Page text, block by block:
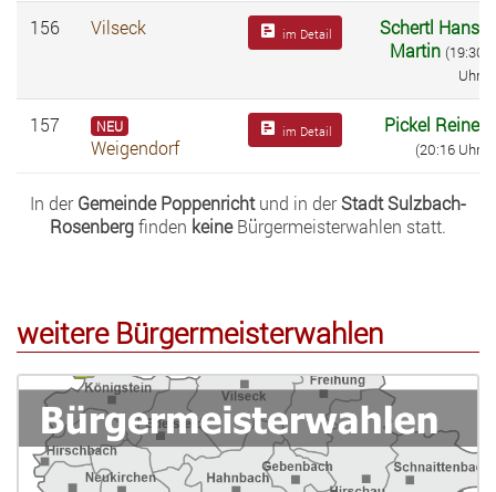
156 Vilseck im Detail
Schertl Hans-
Martin (19:30
Uhr)
157 NEU
Weigendorf
im Detail Pickel Reiner
(20:16 Uhr)
In derGemeinde Poppenrichtund in derStadt Sulzbach-
Rosenbergfinden keineBürgermeisterwahlen statt.
weitere Bürgermeisterwahlen